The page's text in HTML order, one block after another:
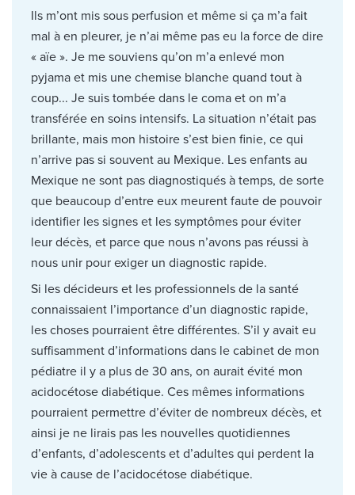
Ils m’ont mis sous perfusion et même si ça m’a fait
mal à en pleurer, je n’ai même pas eu la force de dire
« aïe ». Je me souviens qu’on m’a enlevé mon
pyjama et mis une chemise blanche quand tout à
coup... Je suis tombée dans le coma et on m’a
transférée en soins intensifs. La situation n’était pas
brillante, mais mon histoire s’est bien finie, ce qui
n’arrive pas si souvent au Mexique. Les enfants au
Mexique ne sont pas diagnostiqués à temps, de sorte
que beaucoup d’entre eux meurent faute de pouvoir
identifier les signes et les symptômes pour éviter
leur décès, et parce que nous n’avons pas réussi à
nous unir pour exiger un diagnostic rapide.
Si les décideurs et les professionnels de la santé
connaissaient l’importance d’un diagnostic rapide,
les choses pourraient être différentes. S’il y avait eu
suffisamment d’informations dans le cabinet de mon
pédiatre il y a plus de 30 ans, on aurait évité mon
acidocétose diabétique. Ces mêmes informations
pourraient permettre d’éviter de nombreux décès, et
ainsi je ne lirais pas les nouvelles quotidiennes
d’enfants, d’adolescents et d’adultes qui perdent la
vie à cause de l’acidocétose diabétique.